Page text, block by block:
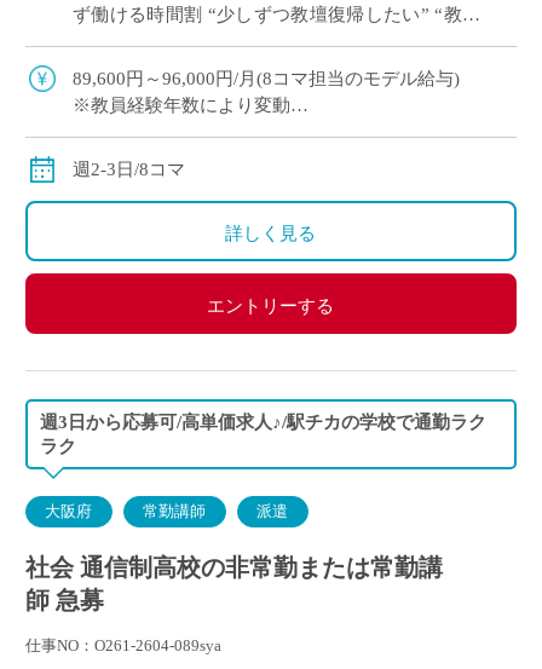
ず働ける時間割 “少しずつ教壇復帰したい” “教員
免許を取得したけど、どこで働こう…&#8 […]
89,600円～96,000円/月(8コマ担当のモデル給与)
※教員経験年数により変動
※交通費別途支給
週2-3日/8コマ
詳しく見る
エントリーする
週3日から応募可/高単価求人♪/駅チカの学校で通勤ラク
ラク
大阪府 常勤講師 派遣
社会 通信制高校の非常勤または常勤講
師 急募
仕事NO：O261-2604-089sya